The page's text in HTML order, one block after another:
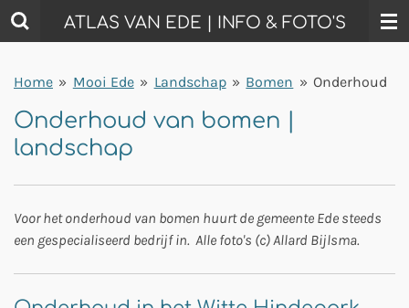
Ga
direct
de
hoofdinhoud
ATLAS VAN EDE | INFO & FOTO'S
Home » Mooi Ede » Landschap » Bomen » Onderhoud
Onderhoud van bomen |
landschap
Voor het onderhoud van bomen huurt de gemeente Ede steeds
een gespecialiseerd bedrijf in. Alle foto's (c) Allard Bijlsma.